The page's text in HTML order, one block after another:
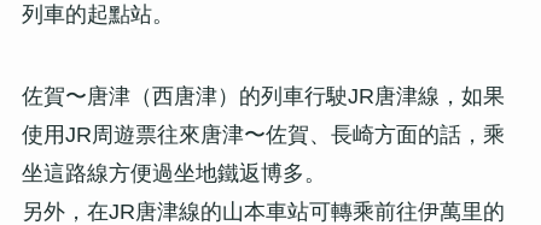
列車的起點站。
佐賀〜唐津（西唐津）的列車行駛JR唐津線，如果
使用JR周遊票往來唐津〜佐賀、長崎方面的話，乘
坐這路線方便過坐地鐵返博多。
另外，在JR唐津線的山本車站可轉乘前往伊萬里的